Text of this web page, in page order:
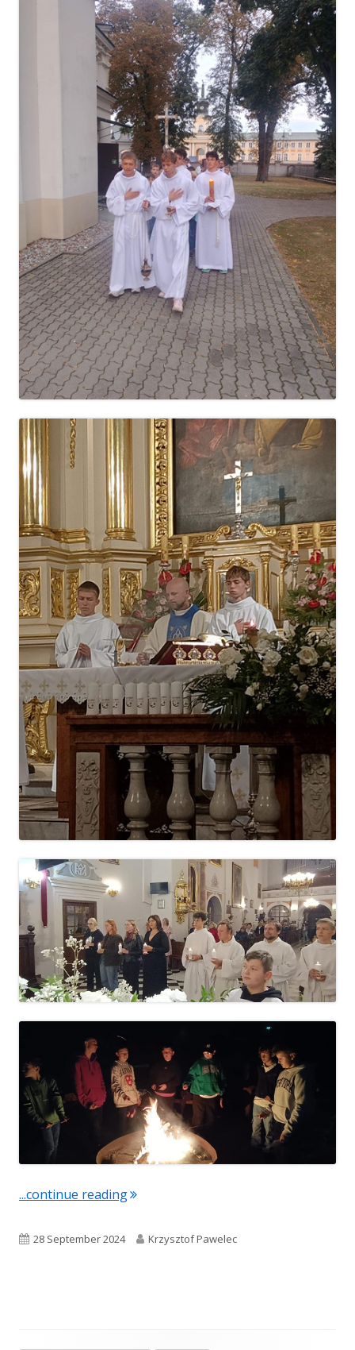
...continue reading"Rozpoczęcie roku formacyjnego"
Published
28 September 2024 Author
Krzysztof Pawelec